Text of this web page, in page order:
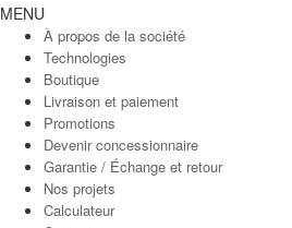
MENU
À propos de la société
Technologies
Boutique
Livraison et paiement
Promotions
Devenir concessionnaire
Garantie / Échange et retour
Nos projets
Calculateur